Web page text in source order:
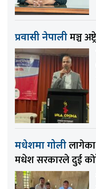
प्रवासी नेपालीमञ्च
मधेशमा गोली
मधेश सरकारले दुई